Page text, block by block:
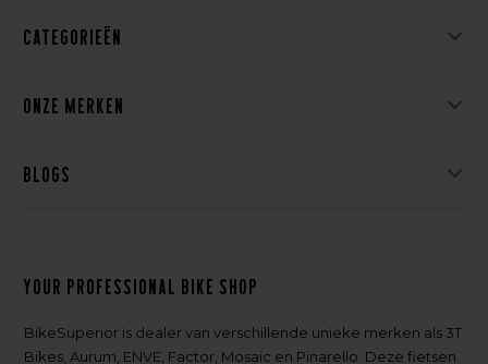
Categorieën
Onze merken
Blogs
Your professional bike shop
BikeSuperior is dealer van verschillende unieke merken als 3T
Bikes, Aurum, ENVE, Factor, Mosaic en Pinarello. Deze fietsen